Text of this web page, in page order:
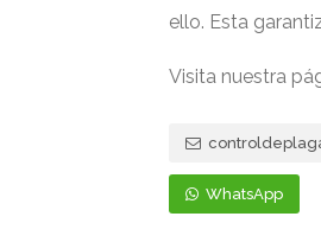
ello. Esta
Visita nuestra
WhatsApp